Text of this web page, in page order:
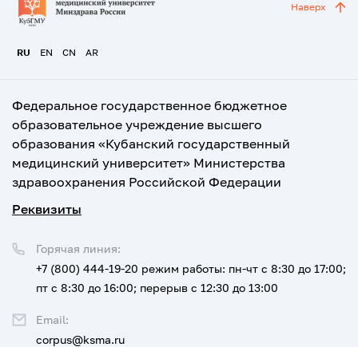
RU EN CN AR
Наверх
Федеральное государственное бюджетное
образовательное учреждение высшего
образования «Кубанский государственный
медицинский университет» Министерства
здравоохранения Российской Федерации
Реквизиты
Горячая линия:
+7 (800) 444-19-20 режим работы: пн-чт с 8:30 до 17:00;
пт с 8:30 до 16:00; перерыв с 12:30 до 13:00
Email:
corpus@ksma.ru